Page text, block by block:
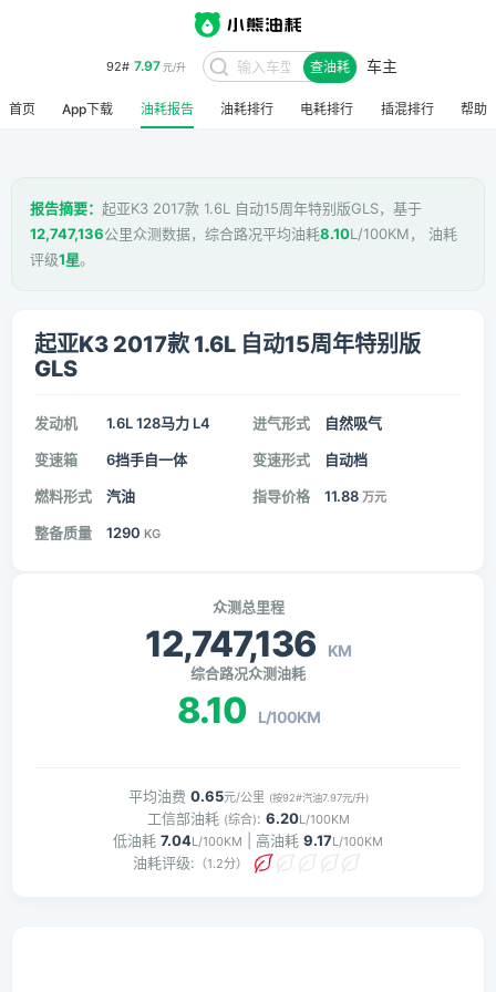
92# 7.97元/升 查油耗 车主
首页 App下载 油耗报告 油耗排行 电耗排行 插混排行 帮助
报告摘要： 起亚K3 2017款 1.6L 自动15周年特别版GLS，基于
12,747,136公里众测数据，综合路况平均油耗8.10L/100KM， 油耗
评级1星。
起亚K3 2017款 1.6L 自动15周年特别版
GLS
发动机 1.6L 128马力 L4 进气形式 自然吸气
变速箱 6挡手自一体 变速形式 自动档
燃料形式 汽油 指导价格 11.88 万元
整备质量 1290 KG
众测总里程
12,747,136 KM
综合路况众测油耗
8.10 L/100KM
平均油费 0.65元/公里 (按92#汽油7.97元/升)
工信部油耗 (综合): 6.20L/100KM
低油耗 7.04L/100KM | 高油耗 9.17L/100KM
油耗评级: （1.2分）